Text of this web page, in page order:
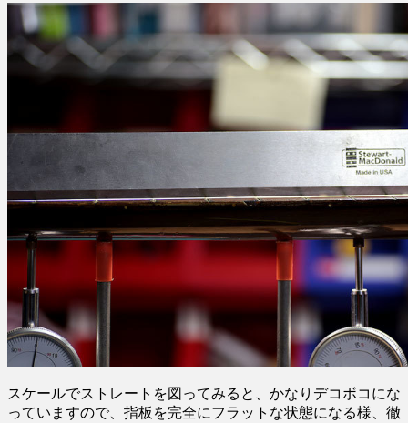
スケールでストレートを図ってみると、かなりデコボコにな
っていますので、指板を完全にフラットな状態になる様、徹